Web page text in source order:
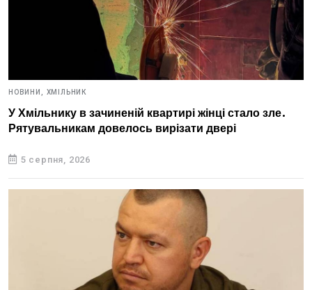
НОВИНИ, ХМІЛЬНИК
У Хмільнику в зачиненій квартирі жінці стало зле.
Рятувальникам довелось вирізати двері
5 серпня, 2026